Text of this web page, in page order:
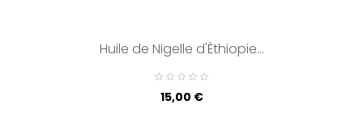
Huile de Nigelle d'Éthiopie...
Prix
15,00 €